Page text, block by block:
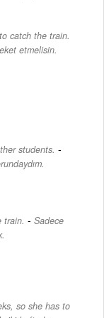
catch the train.
etmelisin.
students. -
train. - Sadece
so she has to